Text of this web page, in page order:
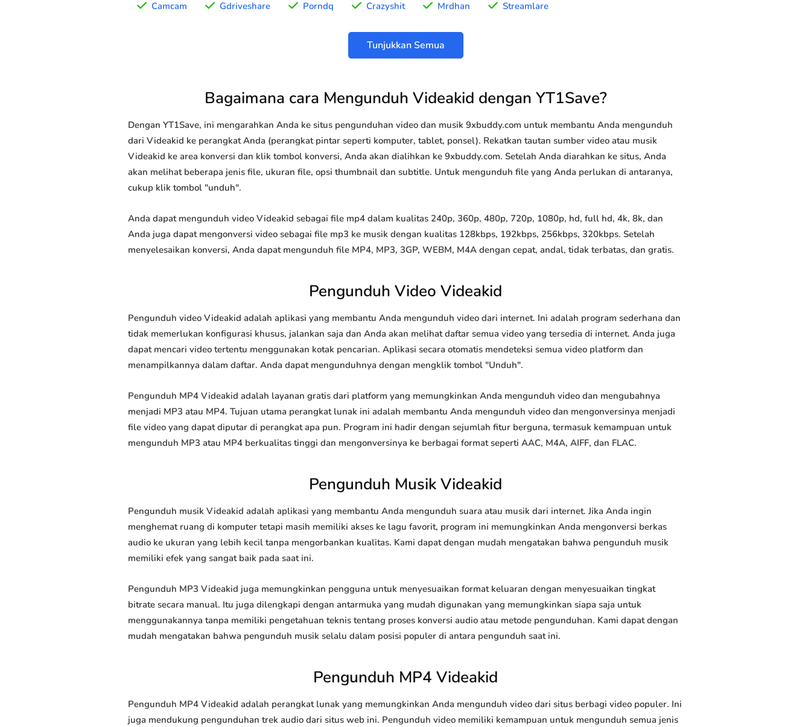
Camcam Gdriveshare Porndq Crazyshit Mrdhan Streamlare
Tunjukkan Semua
Bagaimana cara Mengunduh Videakid dengan YT1Save?
Dengan YT1Save, ini mengarahkan Anda ke situs pengunduhan video dan musik 9xbuddy.com untuk membantu Anda mengunduh
dari Videakid ke perangkat Anda (perangkat pintar seperti komputer, tablet, ponsel). Rekatkan tautan sumber video atau musik
Videakid ke area konversi dan klik tombol konversi, Anda akan dialihkan ke 9xbuddy.com. Setelah Anda diarahkan ke situs, Anda
akan melihat beberapa jenis file, ukuran file, opsi thumbnail dan subtitle. Untuk mengunduh file yang Anda perlukan di antaranya,
cukup klik tombol "unduh".
Anda dapat mengunduh video Videakid sebagai file mp4 dalam kualitas 240p, 360p, 480p, 720p, 1080p, hd, full hd, 4k, 8k, dan
Anda juga dapat mengonversi video sebagai file mp3 ke musik dengan kualitas 128kbps, 192kbps, 256kbps, 320kbps. Setelah
menyelesaikan konversi, Anda dapat mengunduh file MP4, MP3, 3GP, WEBM, M4A dengan cepat, andal, tidak terbatas, dan gratis.
Pengunduh Video Videakid
Pengunduh video Videakid adalah aplikasi yang membantu Anda mengunduh video dari internet. Ini adalah program sederhana dan
tidak memerlukan konfigurasi khusus, jalankan saja dan Anda akan melihat daftar semua video yang tersedia di internet. Anda juga
dapat mencari video tertentu menggunakan kotak pencarian. Aplikasi secara otomatis mendeteksi semua video platform dan
menampilkannya dalam daftar. Anda dapat mengunduhnya dengan mengklik tombol "Unduh".
Pengunduh MP4 Videakid adalah layanan gratis dari platform yang memungkinkan Anda mengunduh video dan mengubahnya
menjadi MP3 atau MP4. Tujuan utama perangkat lunak ini adalah membantu Anda mengunduh video dan mengonversinya menjadi
file video yang dapat diputar di perangkat apa pun. Program ini hadir dengan sejumlah fitur berguna, termasuk kemampuan untuk
mengunduh MP3 atau MP4 berkualitas tinggi dan mengonversinya ke berbagai format seperti AAC, M4A, AIFF, dan FLAC.
Pengunduh Musik Videakid
Pengunduh musik Videakid adalah aplikasi yang membantu Anda mengunduh suara atau musik dari internet. Jika Anda ingin
menghemat ruang di komputer tetapi masih memiliki akses ke lagu favorit, program ini memungkinkan Anda mengonversi berkas
audio ke ukuran yang lebih kecil tanpa mengorbankan kualitas. Kami dapat dengan mudah mengatakan bahwa pengunduh musik
memiliki efek yang sangat baik pada saat ini.
Pengunduh MP3 Videakid juga memungkinkan pengguna untuk menyesuaikan format keluaran dengan menyesuaikan tingkat
bitrate secara manual. Itu juga dilengkapi dengan antarmuka yang mudah digunakan yang memungkinkan siapa saja untuk
menggunakannya tanpa memiliki pengetahuan teknis tentang proses konversi audio atau metode pengunduhan. Kami dapat dengan
mudah mengatakan bahwa pengunduh musik selalu dalam posisi populer di antara pengunduh saat ini.
Pengunduh MP4 Videakid
Pengunduh MP4 Videakid adalah perangkat lunak yang memungkinkan Anda mengunduh video dari situs berbagi video populer. Ini
juga mendukung pengunduhan trek audio dari situs web ini. Pengunduh video memiliki kemampuan untuk mengunduh semua jenis